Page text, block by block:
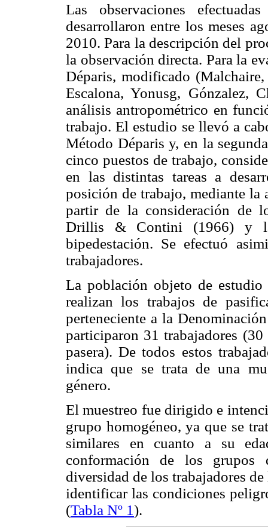
Las observaciones
desarrollaron entre los meses
2010. Para la descripción del
la observación directa. Para la
Déparis, modificado
Escalona, Yonusg,
análisis antropométrico en
trabajo. El estudio se llevó a
Método Déparis y, en la
cinco puestos de trabajo,
en las distintas tareas a
posición de trabajo, mediante
partir de la consideración de
Drillis & Contini (1966) y
bipedestación. Se efectuó
trabajadores.
La población objeto de estudio
realizan los trabajos de
perteneciente a la
participaron 31 trabajadores
pasera). De todos estos
indica que se trata de una
género.
El muestreo fue dirigido e
grupo homogéneo, ya que se
similares en cuanto a su
conformación de los grupos
diversidad de los trabajadores de
identificar las condiciones
(Tabla Nº 1).